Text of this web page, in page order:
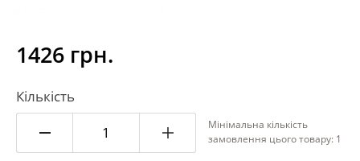
1426 грн.
Кількість
Мінімальна кількість
замовлення цього товару: 1